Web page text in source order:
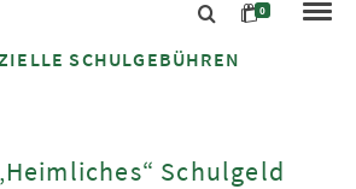
0
SCHULGEBÜHREN
Schulgeld